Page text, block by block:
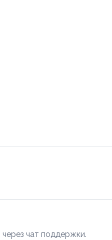
чат поддержки.